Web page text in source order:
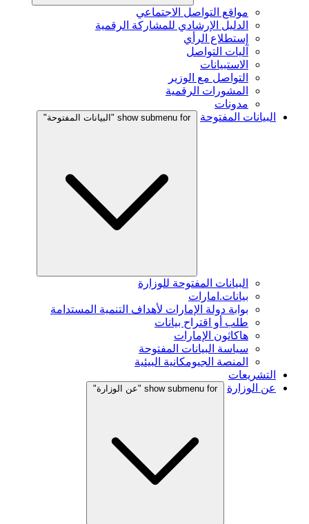
مواقع التواصل الاجتماعي
الدليل الإرشادي للمشاركة الرقمية
إستطلاع الرأي
آليات التواصل
الاستبيانات
التواصل مع الوزير
المشورات الرقمية
مدونات
البيانات المفتوحة
show submenu for "البيانات المفتوحة"
البيانات المفتوحة للوزارة
بيانات.امارات
بوابة دولة الإمارات لأهداف التنمية المستدامة
طلب أو اقتراح بيانات
هاكاثون الإمارات
سياسة البيانات المفتوحة
المنصة الجيومكانية البيئية
التشريعات
عن الوزارة
show submenu for "عن الوزارة"